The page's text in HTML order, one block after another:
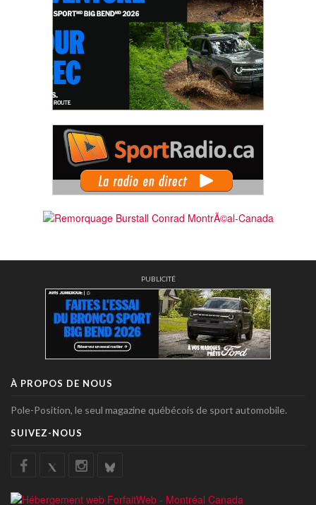
PUBLICITÉ
À PROPOS DE NOUS
Pole-Position, le seul magazine québécois de sport automobile.
SUIVEZ-NOUS